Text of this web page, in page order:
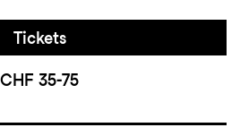
Tickets
CHF 35-75